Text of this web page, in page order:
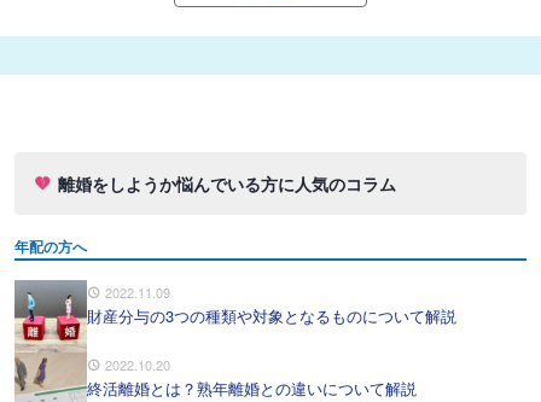
離婚をしようか悩んでいる方に人気のコラム
年配の方へ
2022.11.09
財産分与の3つの種類や対象となるものについて解説
2022.10.20
終活離婚とは？熟年離婚との違いについて解説